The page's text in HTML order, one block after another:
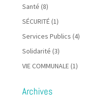
Santé (8)
SÉCURITÉ(1)
Services Publics (4)
Solidarité (3)
VIE COMMUNALE(1)
Archives